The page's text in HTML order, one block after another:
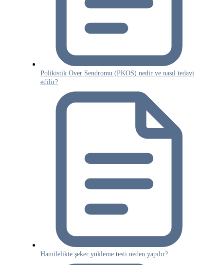
Polikistik Over Sendromu (PKOS) nedir ve nasıl tedavi
edilir?
Hamilelikte şeker yükleme testi neden yapılır?